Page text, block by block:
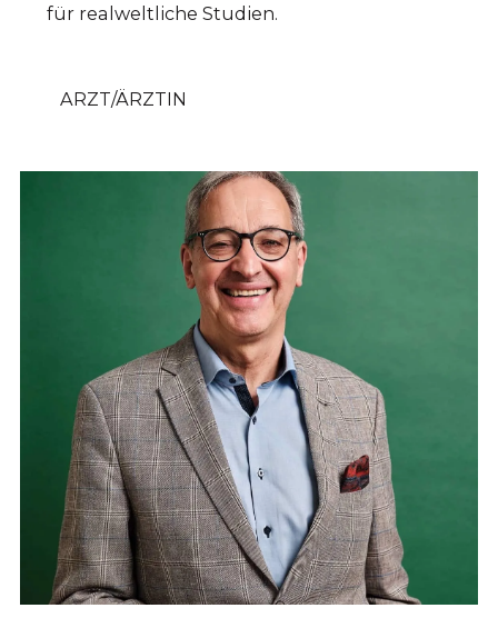
für realweltliche Studien.
ARZT/ÄRZTIN